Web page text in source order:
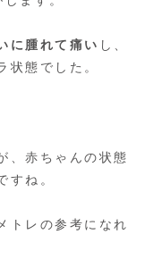
に腫れて痛い し、
状態でした。
、赤ちゃんの状態
すね。
トレの参考になれ